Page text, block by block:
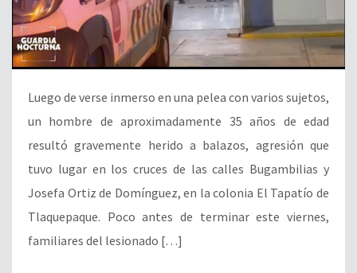
Luego de verse inmerso en una pelea con varios sujetos,
un hombre de aproximadamente 35 años de edad
resultó gravemente herido a balazos, agresión que
tuvo lugar en los cruces de las calles Bugambilias y
Josefa Ortiz de Domínguez, en la colonia El Tapatío de
Tlaquepaque. Poco antes de terminar este viernes,
familiares del lesionado […]